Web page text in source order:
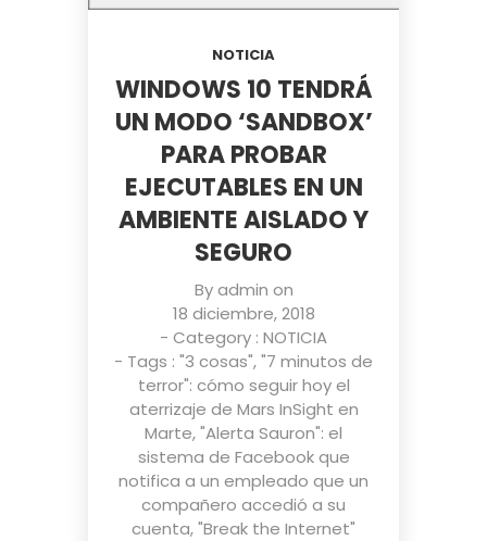
NOTICIA
WINDOWS 10 TENDRÁ
UN MODO ‘SANDBOX’
PARA PROBAR
EJECUTABLES EN UN
AMBIENTE AISLADO Y
SEGURO
Byadmin on
18 diciembre, 2018
- Category : NOTICIA
- Tags : "3 cosas","7 minutos de
terror": cómo seguir hoy el
aterrizaje de Mars InSight en
Marte,"Alerta Sauron": el
sistema de Facebook que
notifica a un empleado que un
compañero accedió a su
cuenta,"Break the Internet"